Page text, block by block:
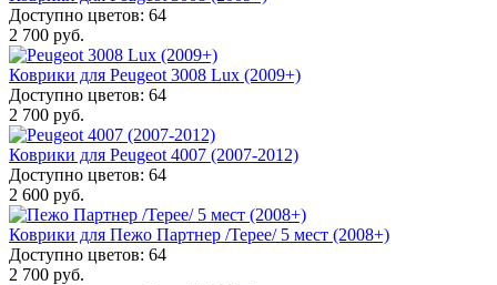
Доступно цветов: 64
2 700 руб.
Коврики для Peugeot 3008 Lux (2009+)
Доступно цветов: 64
2 700 руб.
Коврики для Peugeot 4007 (2007-2012)
Доступно цветов: 64
2 600 руб.
Коврики для Пежо Партнер /Tepee/ 5 мест (2008+)
Доступно цветов: 64
2 700 руб.